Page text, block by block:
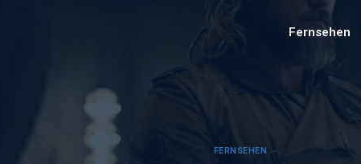
Fernsehen
FERNSEHEN